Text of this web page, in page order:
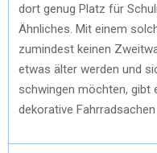
dort genug Platz für
Ähnliches. Mit einem
zumindest keinen
etwas älter werden und
schwingen möchten, gibt
dekorative